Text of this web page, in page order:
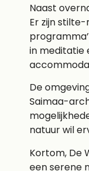
Naast
Er zijn
in meditatie
De
Saimaa-
natuur wil
Kortom, De
een serene